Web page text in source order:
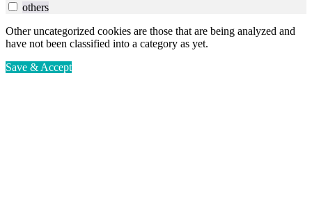
others
Other uncategorized cookies are those that are being analyzed and
have not been classified into a category as yet.
Save & Accept